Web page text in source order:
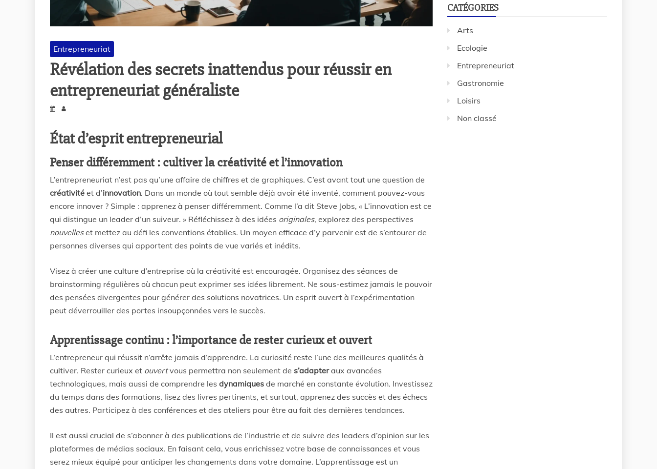
Entrepreneuriat
Révélation des secrets inattendus pour réussir en
entrepreneuriat généraliste
État d’esprit entrepreneurial
Penser différemment : cultiver la créativité et l’innovation
L’entrepreneuriat n’est pas qu’une affaire de chiffres et de graphiques. C’est avant tout une question de
créativité et d’innovation. Dans un monde où tout semble déjà avoir été inventé, comment pouvez-vous
encore innover ? Simple : apprenez à penser différemment. Comme l’a dit Steve Jobs, « L’innovation est ce
qui distingue un leader d’un suiveur. » Réfléchissez à des idées originales, explorez des perspectives
nouvelleset mettez au défi les conventions établies. Un moyen efficace d’y parvenir est de s’entourer de
personnes diverses qui apportent des points de vue variés et inédits.
Visez à créer une culture d’entreprise où la créativité est encouragée. Organisez des séances de
brainstorming régulières où chacun peut exprimer ses idées librement. Ne sous-estimez jamais le pouvoir
des pensées divergentes pour générer des solutions novatrices. Un esprit ouvert à l’expérimentation
peut déverrouiller des portes insoupçonnées vers le succès.
Apprentissage continu : l’importance de rester curieux et ouvert
L’entrepreneur qui réussit n’arrête jamais d’apprendre. La curiosité reste l’une des meilleures qualités à
cultiver. Rester curieux et ouvertvous permettra non seulement de s’adapteraux avancées
technologiques, mais aussi de comprendre les dynamiques de marché en constante évolution. Investissez
du temps dans des formations, lisez des livres pertinents, et surtout, apprenez des succès et des échecs
des autres. Participez à des conférences et des ateliers pour être au fait des dernières tendances.
Il est aussi crucial de s’abonner à des publications de l’industrie et de suivre des leaders d’opinion sur les
plateformes de médias sociaux. En faisant cela, vous enrichissez votre base de connaissances et vous
serez mieux équipé pour anticiper les changements dans votre domaine. L’apprentissage est un
CATÉGORIES
Arts
Ecologie
Entrepreneuriat
Gastronomie
Loisirs
Non classé